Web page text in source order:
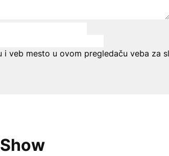
i veb mesto u ovom pregledaču veba za